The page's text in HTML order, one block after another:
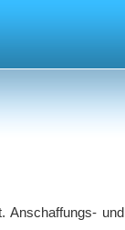
Anschaffungs- und